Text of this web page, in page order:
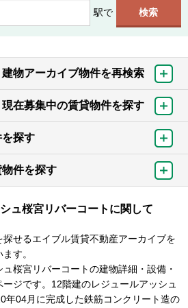
駅で
物アーカイブ物件を再検索
在募集中の賃貸物件を探す
探す
件を探す
ュ桜宮リバーコートに関して
せるエイブル賃貸不動産アーカイブを
す。
桜宮リバーコートの建物詳細・設備・
ジです。12階建のレジュールアッシュ
年04月に完成した鉄筋コンクリート造の